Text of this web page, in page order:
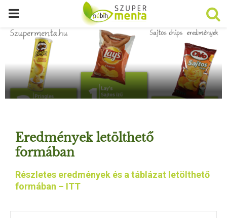
P
I
M
R
Eredmények letölthető
formában
Részletes eredmények és a táblázat letölthető
formában – ITT